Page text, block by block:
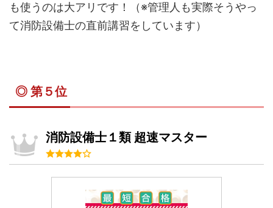
も使うのは大アリです！（※管理人も実際そうやっ
て消防設備士の直前講習をしています）
◎ 第５位
消防設備士１類 超速マスター